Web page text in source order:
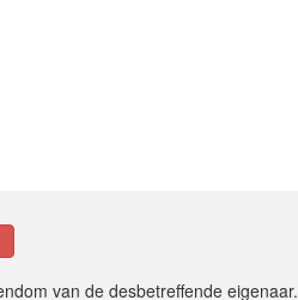
van de desbetreffende eigenaar.